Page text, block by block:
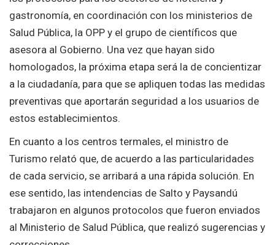
gastronomía, en coordinación con los ministerios de
Salud Pública, la OPP y el grupo de científicos que
asesora al Gobierno. Una vez que hayan sido
homologados, la próxima etapa será la de concientizar
a la ciudadanía, para que se apliquen todas las medidas
preventivas que aportarán seguridad a los usuarios de
estos establecimientos.
En cuanto a los centros termales, el ministro de
Turismo relató que, de acuerdo a las particularidades
de cada servicio, se arribará a una rápida solución. En
ese sentido, las intendencias de Salto y Paysandú
trabajaron en algunos protocolos que fueron enviados
al Ministerio de Salud Pública, que realizó sugerencias y